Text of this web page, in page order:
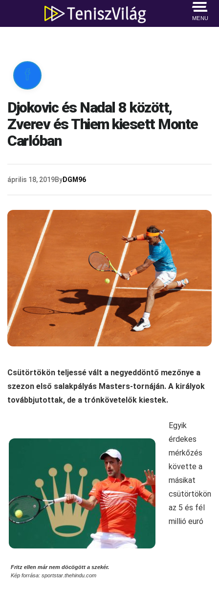
MENU

Djokovic és Nadal 8 között,
Zverev és Thiem kiesett Monte
Carlóban
április 18, 2019ByDGM96
Csütörtökön teljessé vált a negyeddöntő mezőnye a
szezon első salakpályás Masters-tornáján. A királyok
továbbjutottak, de a trónkövetelők kiestek.
Fritz ellen már nem döcögött a szekér.
Kép forrása: sportstar.thehindu.com
Egyik
érdekes
mérkőzés
követte a
másikat
csütörtökön
az 5 és fél
millió euró